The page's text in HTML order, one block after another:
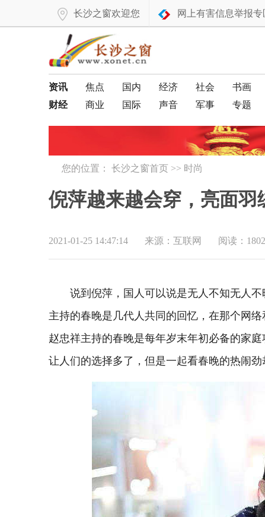
长沙之窗欢迎您 网上有害信息举报专
资讯 焦点 国内 经济 社会
书画
财经
商业 国际 声音 军事 专题
您的位置： 长沙之窗首页 >> 时尚
倪萍越来越会穿，亮面
2021-01-25 14:47:14 来源：互联网 阅读：1802
说到倪萍，国人可以说是无人不知无人
主持的春晚是几代人共同的回忆，在那个网
赵忠祥主持的春晚是每年岁末年初必备的家
让人们的选择多了，但是一起看春晚的热闹